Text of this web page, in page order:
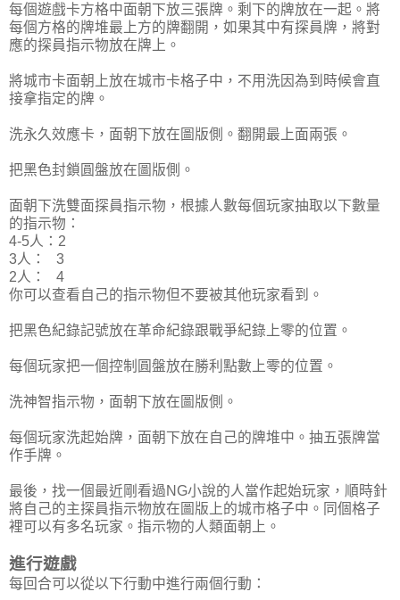
每個遊戲卡方格中面朝下放三張牌。剩下的牌放在一起。將
每個方格的牌堆最上方的牌翻開，如果其中有探員牌，將對
應的探員指示物放在牌上。
將城市卡面朝上放在城市卡格子中，不用洗因為到時候會直
接拿指定的牌。
洗永久效應卡，面朝下放在圖版側。翻開最上面兩張。
把黑色封鎖圓盤放在圖版側。
面朝下洗雙面探員指示物，根據人數每個玩家抽取以下數量
的指示物：
4-5人：2
3人： 3
2人： 4
你可以查看自己的指示物但不要被其他玩家看到。
把黑色紀錄記號放在革命紀錄跟戰爭紀錄上零的位置。
每個玩家把一個控制圓盤放在勝利點數上零的位置。
洗神智指示物，面朝下放在圖版側。
每個玩家洗起始牌，面朝下放在自己的牌堆中。抽五張牌當
作手牌。
最後，找一個最近剛看過NG小說的人當作起始玩家，順時針
將自己的主探員指示物放在圖版上的城市格子中。同個格子
裡可以有多名玩家。指示物的人類面朝上。
進行遊戲
每回合可以從以下行動中進行兩個行動：